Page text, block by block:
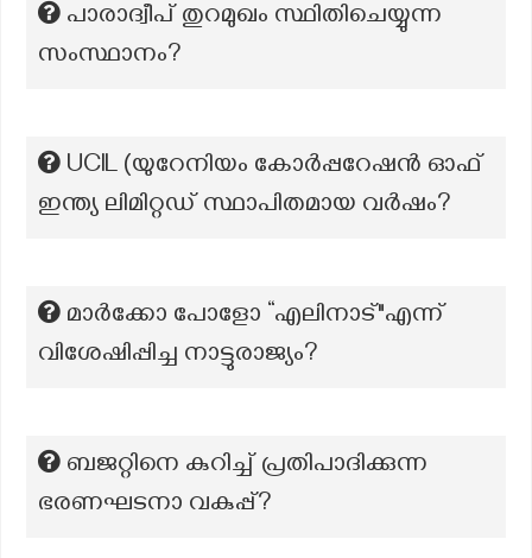
പാരാദ്വീപ് തുറമുഖം സ്ഥിതിചെയ്യുന്ന
സംസ്ഥാനം?
UCIL (യുറേനിയം കോർപ്പറേഷൻ ഓഫ്
ഇന്ത്യ ലിമിറ്റഡ് സ്ഥാപിതമായ വർഷം?
മാർക്കോ പോളോ “എലിനാട്"എന്ന്
വിശേഷിപ്പിച്ച നാട്ടുരാജ്യം?
ബജറ്റിനെ കുറിച്ച് പ്രതിപാദിക്കുന്ന
ഭരണഘടനാ വകുപ്പ്?